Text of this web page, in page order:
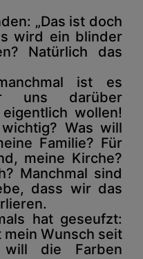
„Das ist doch
wird ein blinder
Natürlich das
ist es
uns darüber
wollen!
Was will
Familie? Für
meine Kirche?
Manchmal sind
dass wir das
hat geseufzt:
mein Wunsch seit
will die Farben